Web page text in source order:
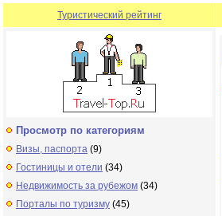
Туристический рейтинг
Просмотр по категориям
Визы, паспорта (9)
Гостиницы и отели (34)
Недвижимость за рубежом (34)
Порталы по туризму (45)